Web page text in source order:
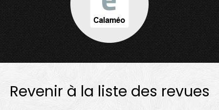
Revenir à la liste des revues